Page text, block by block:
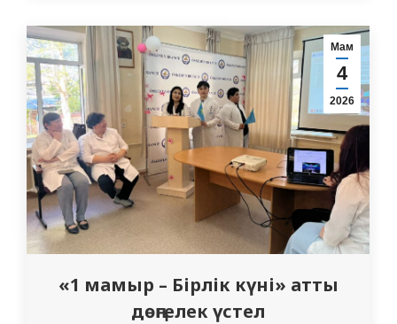
семинарлар өткізді. 4 курс
студенттерімен өткен сабақ барысында
«Арнайы мейіргерлік күтімді
ұйымдастырудың негізгі формалары.
Әртүрлі санаттағы науқастарға арнайы
мейіргерлік…
Мам
4
2026
«1 мамыр – Бірлік күні» атты
дөңгелек үстел